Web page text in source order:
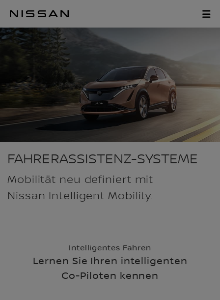
Hauptinhalt
FAHRERASSISTENZ-SYSTEME
Mobilität neu definiert mit
Nissan Intelligent Mobility.
Intelligentes Fahren
Lernen Sie Ihren intelligenten
Co-Piloten kennen